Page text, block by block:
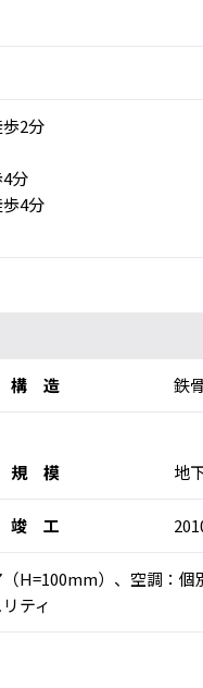
2分
分
4分
構 造 鉄
規 模 地
竣 工
（H=100mm）、空調
ティ